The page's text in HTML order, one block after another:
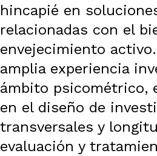
hincapié en
relacionadas con el
envejecimiento
amplia experiencia
ámbito psicométrico,
en el diseño de
transversales y
evaluación y